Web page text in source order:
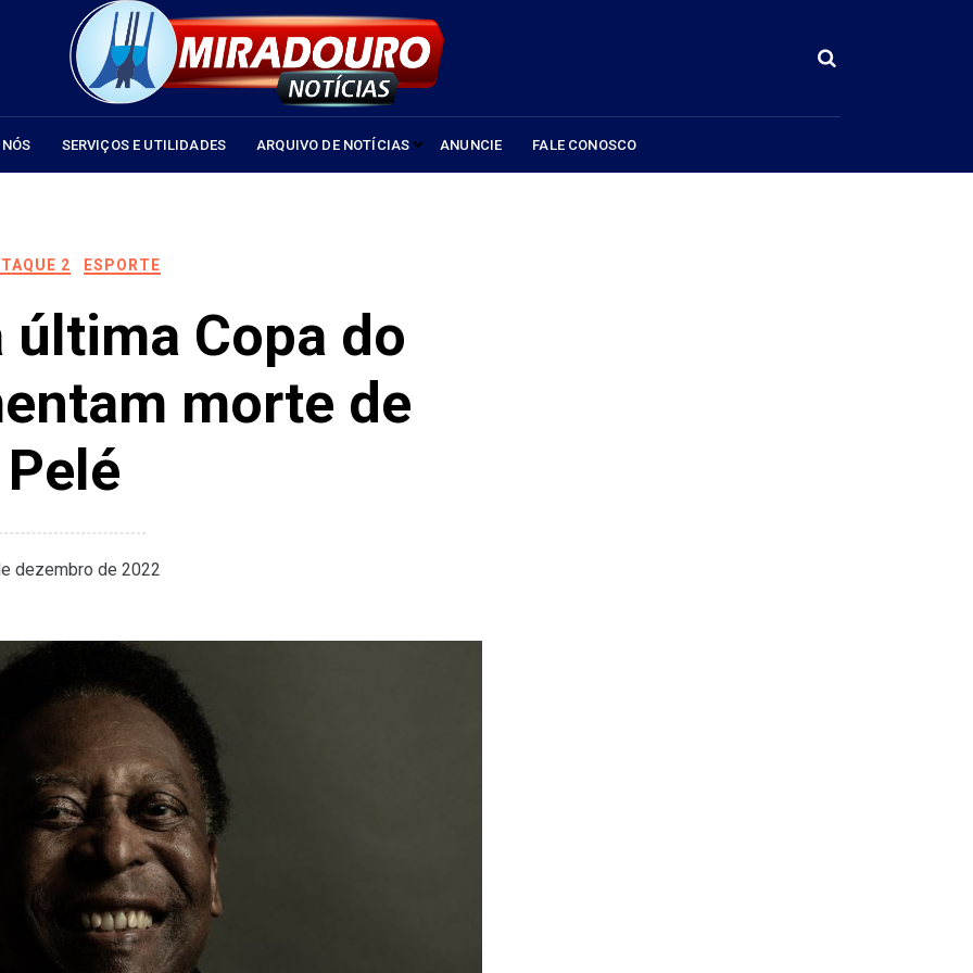
SERVIÇOS E UTILIDADES ARQUIVO DE NOTÍCIAS ANUNCIE FALE CONOSCO
2 ESPORTE
última Copa do
morte de
Pelé
dezembro de 2022